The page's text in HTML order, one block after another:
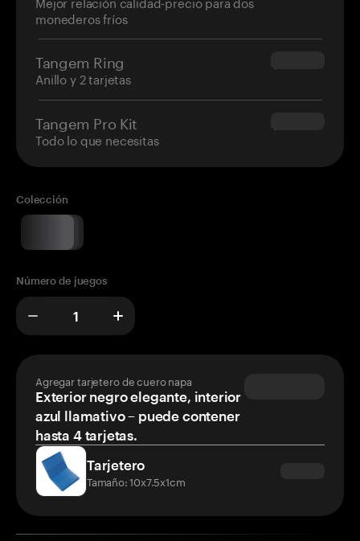
monederos fríos
Tangem Ring
Anillo y 2 tarjetas
$160.00
Tangem Pro Kit
Todo lo que necesitas
$180.00
Colección
Número de juegos
Agregar tarjetero de cuero napa
Exterior negro elegante, interior
azul llamativo – puede contener
hasta 4 tarjetas.
Tarjetero
Tamaño: 10x7.5x1cm